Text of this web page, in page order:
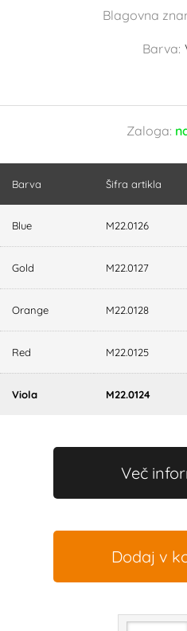
Blagovna
Barva:
Zaloga:
Barva Šifra artikla
Blue M22.0126
Gold M22.0127
Orange M22.0128
Red M22.0125
Viola M22.0124
Več
Dodaj v